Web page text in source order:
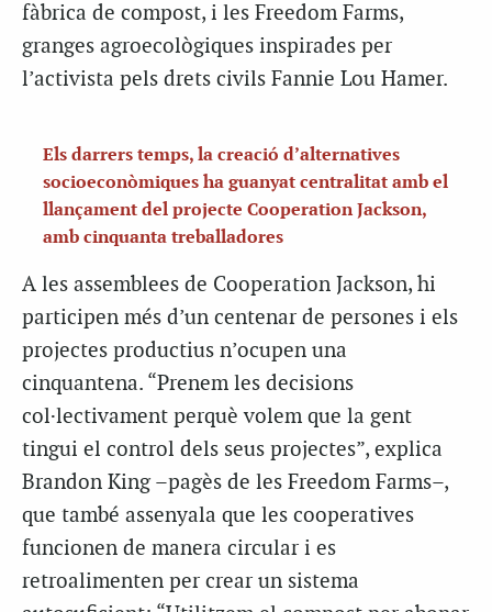
fàbrica de compost, i les Freedom Farms,
granges agroecològiques inspirades per
l’activista pels drets civils Fannie Lou Hamer.
Els darrers temps, la creació d’alternatives
socioeconòmiques ha guanyat centralitat amb el
llançament del projecte Cooperation Jackson,
amb cinquanta treballadores
A les assemblees de Cooperation Jackson, hi
participen més d’un centenar de persones i els
projectes productius n’ocupen una
cinquantena. “Prenem les decisions
col·lectivament perquè volem que la gent
tingui el control dels seus projectes”, explica
Brandon King –pagès de les Freedom Farms–,
que també assenyala que les cooperatives
funcionen de manera circular i es
retroalimenten per crear un sistema